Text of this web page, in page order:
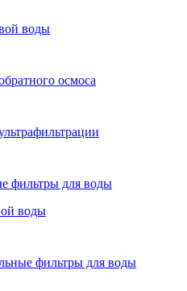
воды
осмоса
фильтры для воды
воды
фильтры для воды